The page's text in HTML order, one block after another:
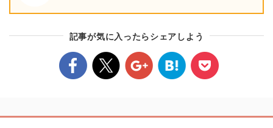
記事が気に入ったらシェアしよう